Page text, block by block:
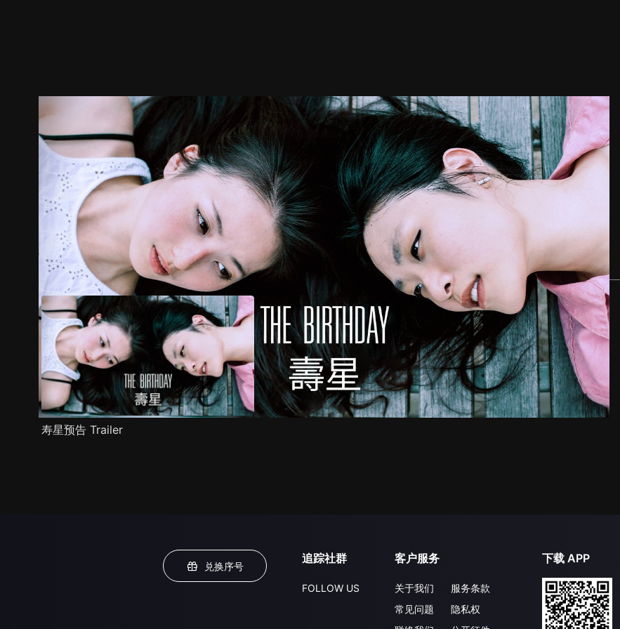
预告 剧照 推荐影片 剧情介绍
寿星预告 Trailer
兑换序号
追踪社群
FOLLOW US
客户服务
关于我们
常见问题
服务条款
隐私权
下载 APP